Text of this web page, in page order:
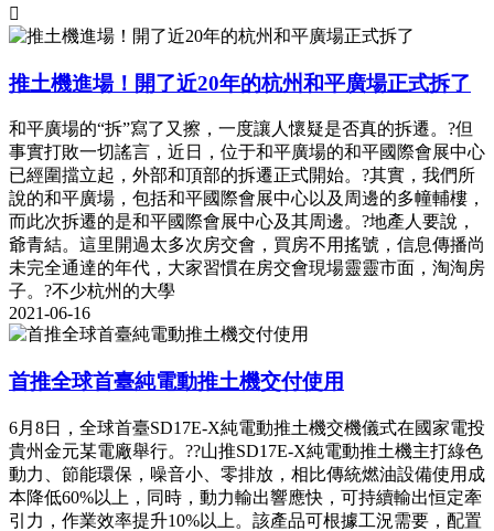

推土機進場！開了近20年的杭州和平廣場正式拆了
和平廣場的“拆”寫了又擦，一度讓人懷疑是否真的拆遷。?但
事實打敗一切謠言，近日，位于和平廣場的和平國際會展中心
已經圍擋立起，外部和頂部的拆遷正式開始。?其實，我們所
說的和平廣場，包括和平國際會展中心以及周邊的多幢輔樓，
而此次拆遷的是和平國際會展中心及其周邊。?地產人要說，
爺青結。這里開過太多次房交會，買房不用搖號，信息傳播尚
未完全通達的年代，大家習慣在房交會現場靈靈市面，淘淘房
子。?不少杭州的大學
2021-06-16
首推全球首臺純電動推土機交付使用
6月8日，全球首臺SD17E-X純電動推土機交機儀式在國家電投
貴州金元某電廠舉行。??山推SD17E-X純電動推土機主打綠色
動力、節能環保，噪音小、零排放，相比傳統燃油設備使用成
本降低60%以上，同時，動力輸出響應快，可持續輸出恒定牽
引力，作業效率提升10%以上。該產品可根據工況需要，配置